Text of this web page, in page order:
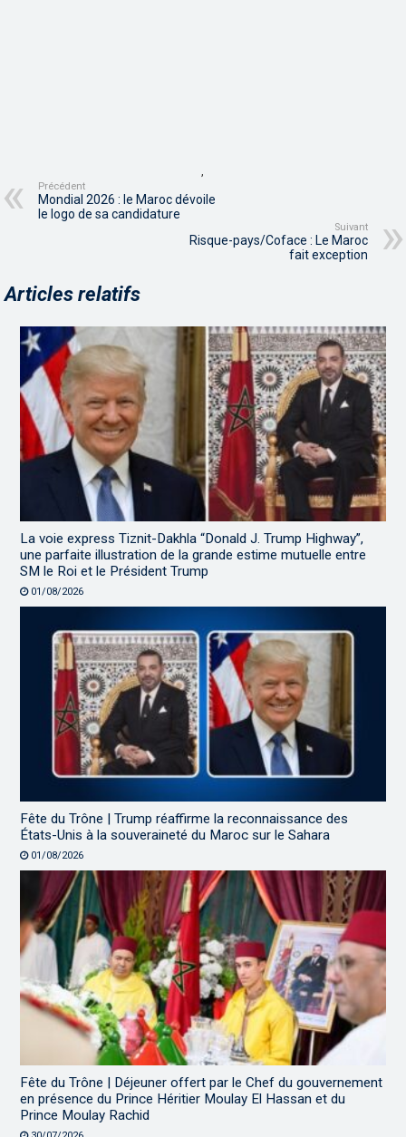
,
Précédent
Mondial 2026 : le Maroc dévoile
le logo de sa candidature
Suivant
Risque-pays/Coface : Le Maroc
fait exception
Articles relatifs
La voie express Tiznit-Dakhla “Donald J. Trump Highway”,
une parfaite illustration de la grande estime mutuelle entre
SM le Roi et le Président Trump
01/08/2026
Fête du Trône | Trump réaffirme la reconnaissance des
États-Unis à la souveraineté du Maroc sur le Sahara
01/08/2026
Fête du Trône | Déjeuner offert par le Chef du gouvernement
en présence du Prince Héritier Moulay El Hassan et du
Prince Moulay Rachid